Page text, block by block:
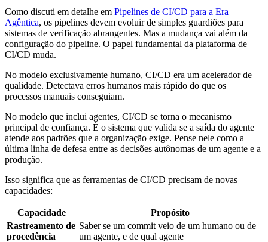
Como discuti em detalhe em Pipelines de CI/CD para a Era
Agêntica, os pipelines devem evoluir de simples guardiões para
sistemas de verificação abrangentes. Mas a mudança vai além da
configuração do pipeline. O papel fundamental da plataforma de
CI/CD muda.
No modelo exclusivamente humano, CI/CD era um acelerador de
qualidade. Detectava erros humanos mais rápido do que os
processos manuais conseguiam.
No modelo que inclui agentes, CI/CD se torna o mecanismo
principal de confiança. É o sistema que valida se a saída do agente
atende aos padrões que a organização exige. Pense nele como a
última linha de defesa entre as decisões autônomas de um agente e a
produção.
Isso significa que as ferramentas de CI/CD precisam de novas
capacidades:
Capacidade
Propósito
Rastreamento de
procedência
Saber se um commit veio de um humano ou de
um agente, e de qual agente